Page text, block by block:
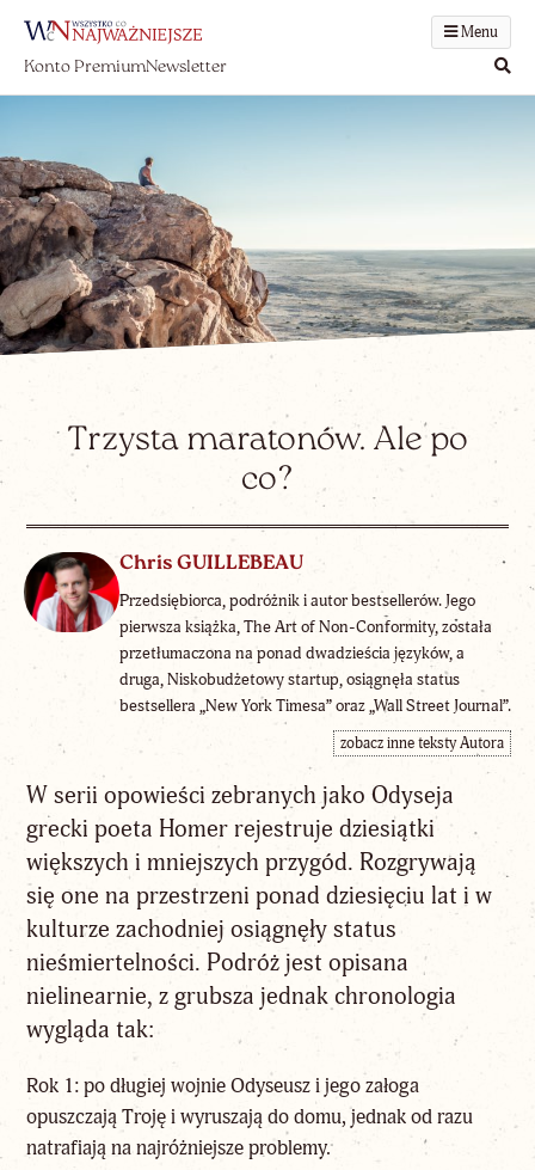
Menu
Konto PremiumNewsletter
Trzysta maratonów. Ale po
co?
Chris GUILLEBEAU
Przedsiębiorca, podróżnik i autor bestsellerów. Jego
pierwsza książka, The Art of Non-Conformity, została
przetłumaczona na ponad dwadzieścia języków, a
druga, Niskobudżetowy startup, osiągnęła status
bestsellera „New York Timesa” oraz „Wall Street Journal”.
zobacz inne teksty Autora
W serii opowieści zebranych jako Odyseja
grecki poeta Homer rejestruje dziesiątki
większych i mniejszych przygód. Rozgrywają
się one na przestrzeni ponad dziesięciu lat i w
kulturze zachodniej osiągnęły status
nieśmiertelności. Podróż jest opisana
nielinearnie, z grubsza jednak chronologia
wygląda tak:
Rok 1: po długiej wojnie Odyseusz i jego załoga
opuszczają Troję i wyruszają do domu, jednak od razu
natrafiają na najróżniejsze problemy.